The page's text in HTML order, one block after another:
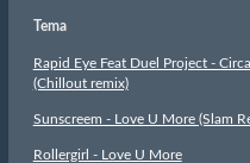
Tema
Rapid Eye Feat Duel Project -
(Chillout remix)
Sunscreem - Love U More (Slam
Rollergirl - Love U More